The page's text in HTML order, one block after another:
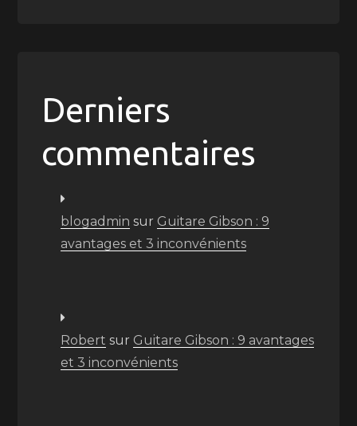
Derniers
commentaires
blogadmin sur Guitare Gibson : 9
avantages et 3 inconvénients
Robert sur Guitare Gibson : 9 avantages
et 3 inconvénients